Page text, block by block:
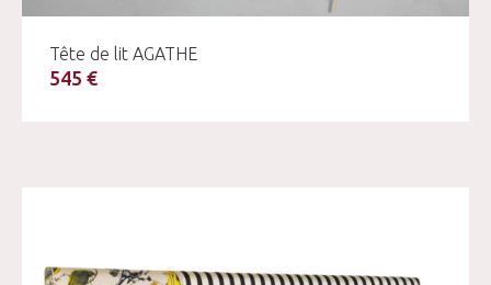
Tête de lit AGATHE
545 €